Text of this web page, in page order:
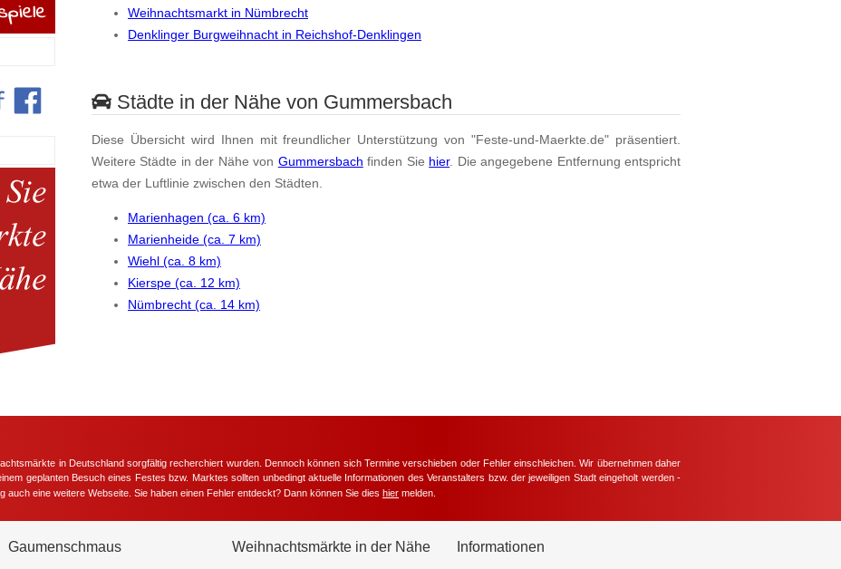
Weihnachtsmarkt in Nümbrecht
Denklinger Burgweihnacht in Reichshof-Denklingen
Städte in der Nähe von Gummersbach
Diese Übersicht wird Ihnen mit freundlicher Unterstützung von "Feste-und-Maerkte.de" präsentiert.
Weitere Städte in der Nähe von Gummersbach finden Sie hier. Die angegebene Entfernung entspricht
etwa der Luftlinie zwischen den Städten.
Marienhagen (ca. 6 km)
Marienheide (ca. 7 km)
Wiehl (ca. 8 km)
Kierspe (ca. 12 km)
Nümbrecht (ca. 14 km)
in Deutschland sorgfältig recherchiert wurden. Dennoch können sich Termine verschieben oder Fehler einschleichen. Wir übernehmen daher
geplanten Besuch eines Festes bzw. Marktes sollten unbedingt aktuelle Informationen des Veranstalters bzw. der jeweiligen Stadt eingeholt werden -
auch eine weitere Webseite. Sie haben einen Fehler entdeckt? Dann können Sie dies hier melden.
Gaumenschmaus Weihnachtsmärkte in der Nähe Informationen